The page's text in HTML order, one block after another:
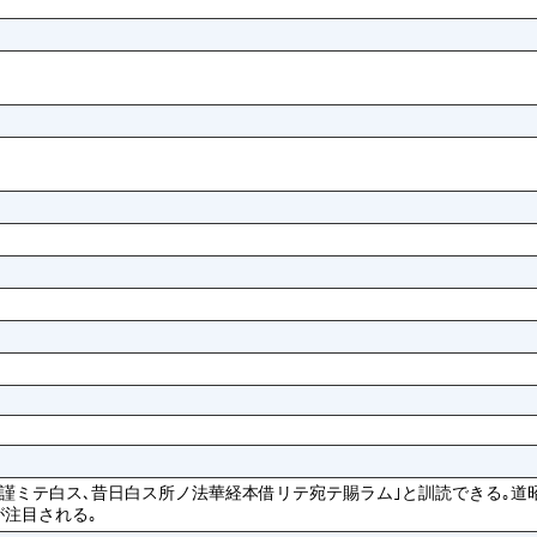
テ白ス､昔日白ス所ノ法華経本借リテ宛テ賜ラム｣と訓読できる｡道
目される｡